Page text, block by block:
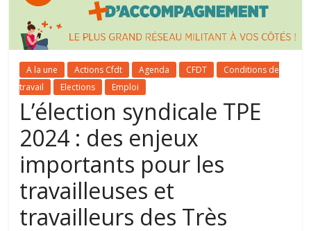
A la une Actions Cfdt Agenda CFDT
Conditions de
travail
Elections Emploi
L’élection syndicale TPE
2024 : des enjeux
importants pour les
travailleuses et
travailleurs des Très